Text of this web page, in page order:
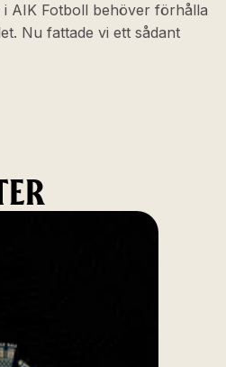
AIK Fotboll behöver förhålla
Nu fattade vi ett sådant